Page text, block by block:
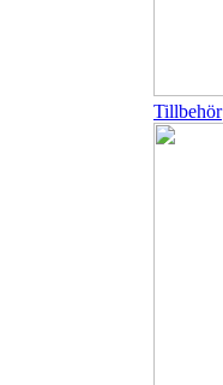
Tillbehör